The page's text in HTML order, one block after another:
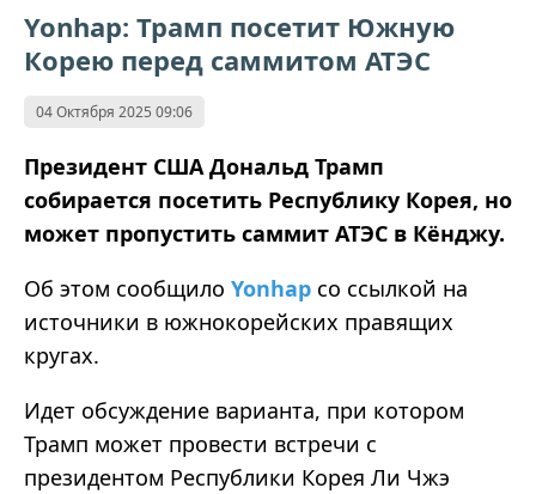
Yonhap: Трамп посетит Южную
Корею перед саммитом АТЭС
04 Октября 2025 09:06
Президент США Дональд Трамп
собирается посетить Республику Корея, но
может пропустить саммит АТЭС в Кёнджу.
Об этом сообщило Yonhap со ссылкой на
источники в южнокорейских правящих
кругах.
Идет обсуждение варианта, при котором
Трамп может провести встречи с
президентом Республики Корея Ли Чжэ